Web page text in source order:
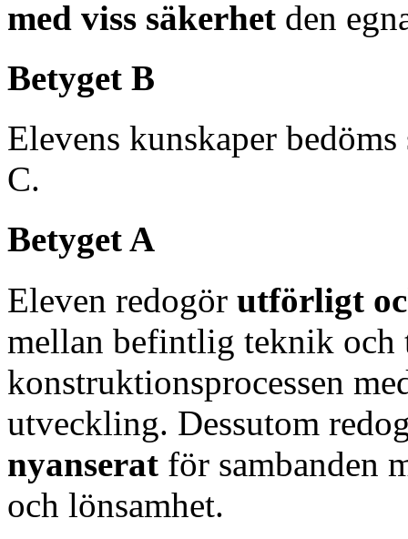
med viss säkerhet den
Betyget B
Elevens kunskaper
C.
Betyget A
Eleven redogör utförligt
mellan befintlig teknik
konstruktionsprocessen
utveckling. Dessutom
nyanserat för sambanden
och lönsamhet.